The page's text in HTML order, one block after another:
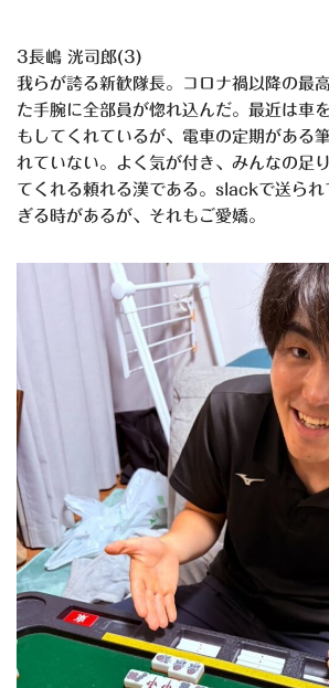
3長嶋 洸司郎(3)
我らが誇る新歓隊長。コロナ禍以降の最
た手腕に全部員が惚れ込んだ。最近は車
もしてくれているが、電車の定期がある
れていない。よく気が付き、みんなの足
てくれる頼れる漢である。slackで送られ
ぎる時があるが、それもご愛嬌。